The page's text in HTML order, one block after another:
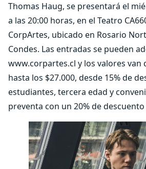
Thomas Haug, se presentará el
a las 20:00 horas, en el Teatro
CorpArtes, ubicado en Rosario
Condes. Las entradas se pueden
www.corpartes.cl y los valores van
hasta los $27.000, desde 15% de
estudiantes, tercera edad y
preventa con un 20% de